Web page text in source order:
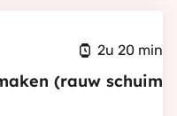
2u 20 min
(rauw schuim